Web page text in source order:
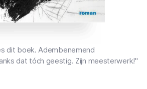
dit boek. Adembenemend
dat tóch geestig. Zijn meesterwerk!"